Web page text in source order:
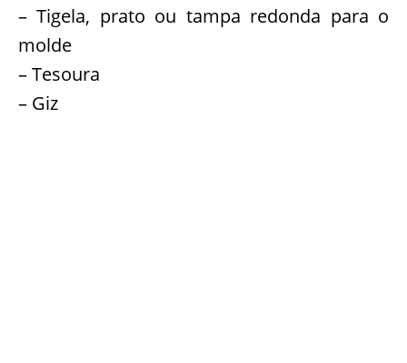
– Tigela, prato ou tampa redonda para o
molde
– Tesoura
– Giz